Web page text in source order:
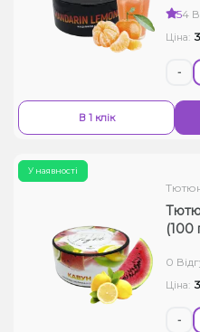
Рідини для електронних
54
Ціна:
-
В 1 клік
У наявності
(100
0
Ціна:
-